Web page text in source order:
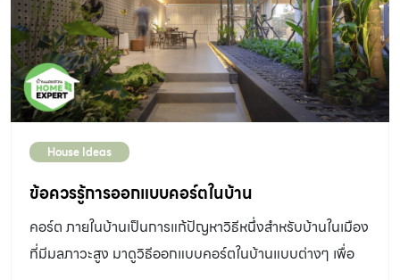
House Ideas
ข้อควรรู้การออกแบบคอร์ตในบ้าน
คอร์ต ภายในบ้านเป็นการแก้ปัญหาวิธีหนึ่งสำหรับบ้านในเมือง
ที่มีมลภาวะสูง มาดูวิธีออกแบบคอร์ตในบ้านแบบต่างๆ เพื่อ